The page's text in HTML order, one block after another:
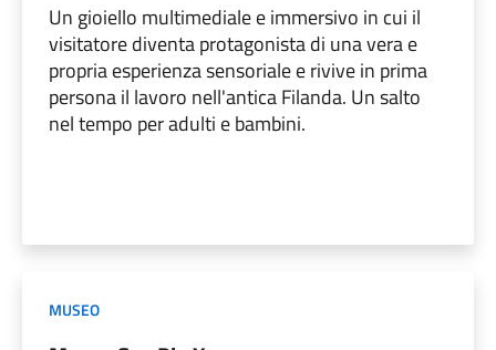
Un gioiello multimediale e immersivo in cui il
visitatore diventa protagonista di una vera e
propria esperienza sensoriale e rivive in prima
persona il lavoro nell'antica Filanda. Un salto
nel tempo per adulti e bambini.
MUSEO